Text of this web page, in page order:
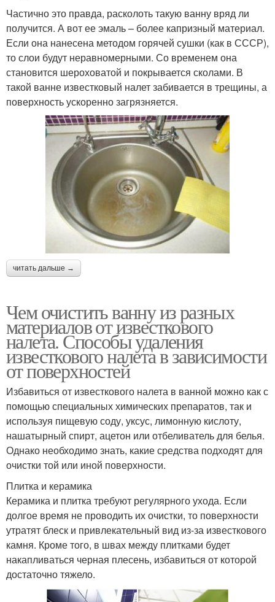
Частично это правда, расколоть такую ванну вряд ли
получится. А вот ее эмаль – более капризный материал.
Если она нанесена методом горячей сушки (как в СССР),
то слои будут неравномерными. Со временем она
становится шероховатой и покрывается сколами. В
такой ванне известковый налет забивается в трещины, а
поверхность ускоренно загрязняется.
читать дальше →
Чем очистить ванну из разных
материалов от известкового
налета. Способы удаления
известкового налета в зависимости
от поверхностей
Избавиться от известкового налета в ванной можно как с
помощью специальных химических препаратов, так и
используя пищевую соду, уксус, лимонную кислоту,
нашатырный спирт, ацетон или отбеливатель для белья.
Однако необходимо знать, какие средства подходят для
очистки той или иной поверхности.
Плитка и керамика
Керамика и плитка требуют регулярного ухода. Если
долгое время не проводить их очистки, то поверхности
утратят блеск и привлекательный вид из-за известкового
камня. Кроме того, в швах между плитками будет
накапливаться черная плесень, избавиться от которой
достаточно тяжело.